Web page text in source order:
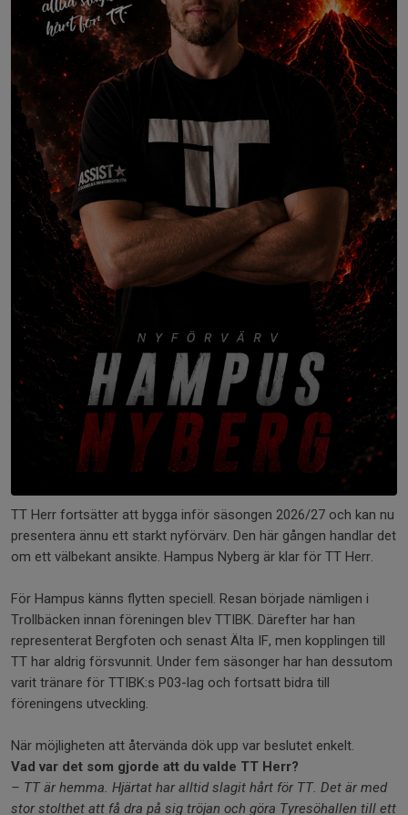
TT Herr fortsätter att bygga inför säsongen 2026/27 och kan nu
presentera ännu ett starkt nyförvärv. Den här gången handlar det
om ett välbekant ansikte. Hampus Nyberg är klar för TT Herr.
För Hampus känns flytten speciell. Resan började nämligen i
Trollbäcken innan föreningen blev TTIBK. Därefter har han
representerat Bergfoten och senast Älta IF, men kopplingen till
TT har aldrig försvunnit. Under fem säsonger har han dessutom
varit tränare för TTIBK:s P03-lag och fortsatt bidra till
föreningens utveckling.
När möjligheten att återvända dök upp var beslutet enkelt.
Vad var det som gjorde att du valde TT Herr?
– TT är hemma. Hjärtat har alltid slagit hårt för TT. Det är med
stor stolthet att få dra på sig tröjan och göra Tyresöhallen till ett